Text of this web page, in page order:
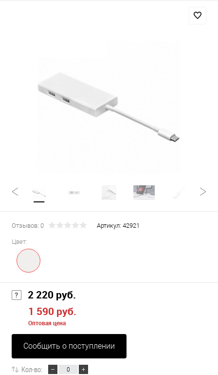
Отзывов: 0 Артикул: 42921
Цвет:
2 220 руб.
1 590 руб.
Оптовая цена
Сообщить о поступлении
Кол-во: